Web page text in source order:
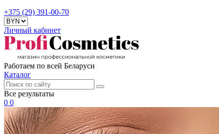
+375 (29) 391-00-70
Личный кабинет
Работаем по всей Беларуси
Каталог
Все результаты
0 0